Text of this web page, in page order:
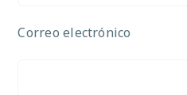
Correo electrónico